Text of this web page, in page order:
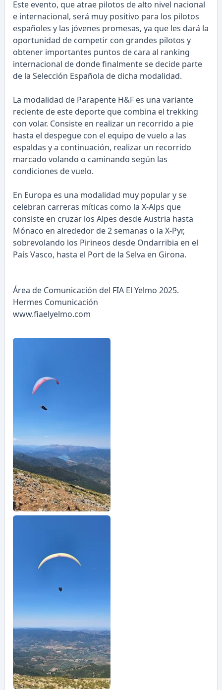
Este evento, que atrae pilotos de alto nivel nacional
e internacional, será muy positivo para los pilotos
españoles y las jóvenes promesas, ya que les dará la
oportunidad de competir con grandes pilotos y
obtener importantes puntos de cara al ranking
internacional de donde finalmente se decide parte
de la Selección Española de dicha modalidad.
La modalidad de Parapente H&F es una variante
reciente de este deporte que combina el trekking
con volar. Consiste en realizar un recorrido a pie
hasta el despegue con el equipo de vuelo a las
espaldas y a continuación, realizar un recorrido
marcado volando o caminando según las
condiciones de vuelo.
En Europa es una modalidad muy popular y se
celebran carreras míticas como la X-Alps que
consiste en cruzar los Alpes desde Austria hasta
Mónaco en alrededor de 2 semanas o la X-Pyr,
sobrevolando los Pirineos desde Ondarribia en el
País Vasco, hasta el Port de la Selva en Girona.
Área de Comunicación del FIA El Yelmo 2025.
Hermes Comunicación
www.fiaelyelmo.com